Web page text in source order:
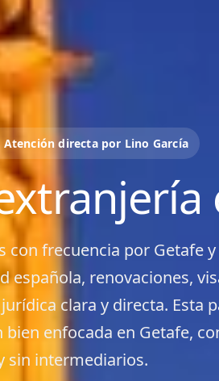
Atención directa por Lino García
con frecuencia por Getafe
española, renovaciones,
clara y directa. Esta
enfocada en Getafe,
sin intermediarios.